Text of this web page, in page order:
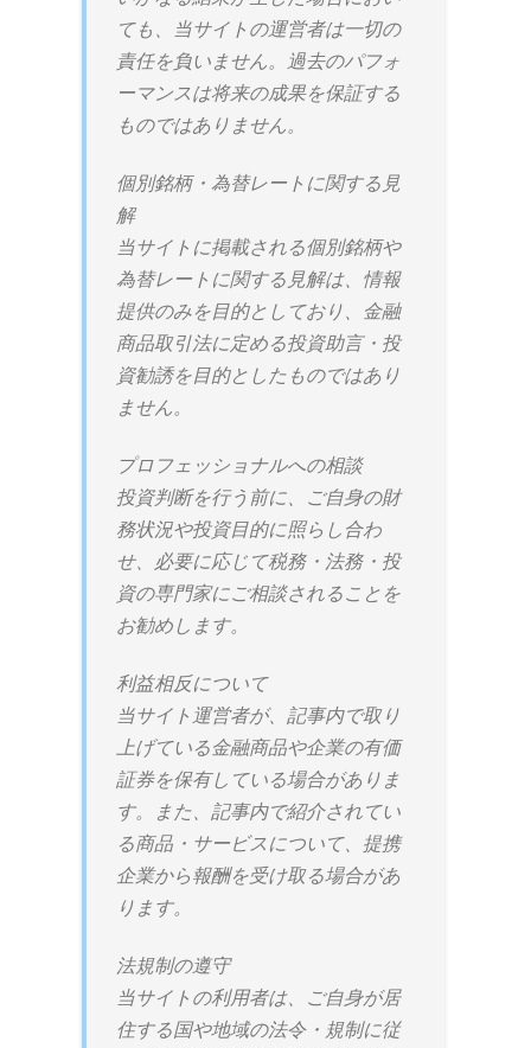
ても、当サイトの運営者は一切の
責任を負いません。過去のパフォ
ーマンスは将来の成果を保証する
ものではありません。
個別銘柄・為替レートに関する見
解
当サイトに掲載される個別銘柄や
為替レートに関する見解は、情報
提供のみを目的としており、金融
商品取引法に定める投資助言・投
資勧誘を目的としたものではあり
ません。
プロフェッショナルへの相談
投資判断を行う前に、ご自身の財
務状況や投資目的に照らし合わ
せ、必要に応じて税務・法務・投
資の専門家にご相談されることを
お勧めします。
利益相反について
当サイト運営者が、記事内で取り
上げている金融商品や企業の有価
証券を保有している場合がありま
す。また、記事内で紹介されてい
る商品・サービスについて、提携
企業から報酬を受け取る場合があ
ります。
法規制の遵守
当サイトの利用者は、ご自身が居
住する国や地域の法令・規制に従